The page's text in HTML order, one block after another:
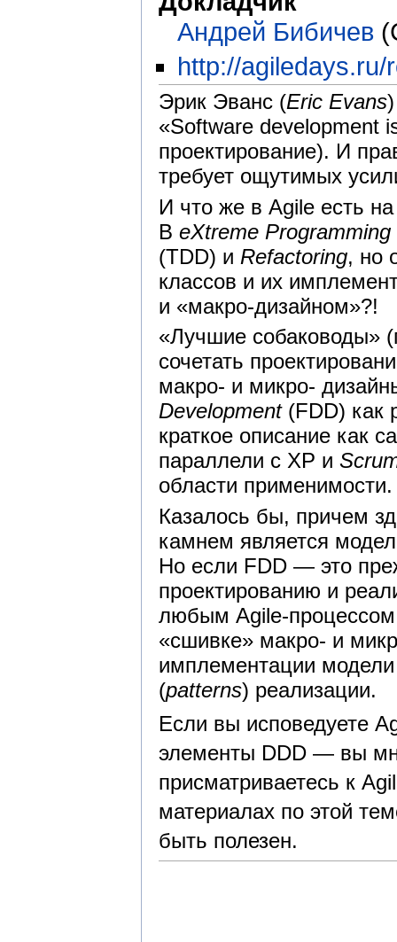
Андрей Бибичев
http://
Эрик Эванс (Eric Evans
«Software development
проектирование). И
требует ощутимых
И что же в Agile есть
В eXtreme Programming
(TDD) и Refactoring, но
классов и их
и «макро-дизайном»?!
«Лучшие собаководы»
сочетать
макро- и микро-
Development(FDD) как
краткое описание как
параллели с XP и
области применимости.
Казалось бы, причем
камнем является
Но если FDD — это
проектированию и
любым Agile-
«сшивке» макро- и
имплементации
(patterns) реализации.
Если вы исповедуете
элементы DDD — вы
присматриваетесь к
материалах по этой
быть полезен.